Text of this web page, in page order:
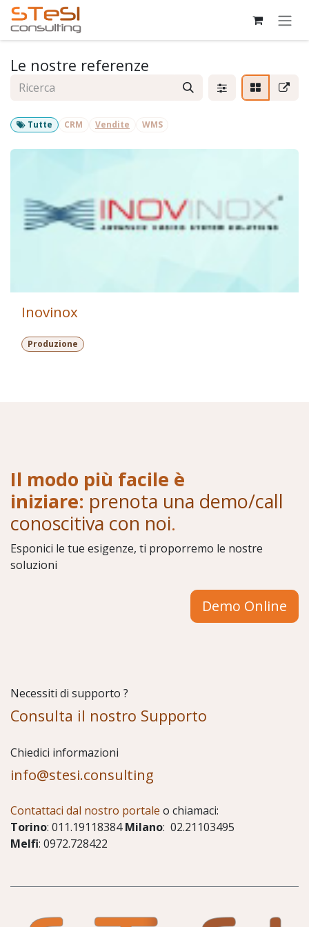
Passa al contenuto
Le nostre referenze
Tutte CRM Vendite WMS
Inovinox
Produzione
Il modo più facile è
iniziare: prenota una demo/call
conoscitiva con noi.
Esponici le tue esigenze, ti proporremo le nostre
soluzioni
Demo Online
Necessiti di supporto ?
Consulta il nostro Supporto
Chiedici informazioni
info@stesi.consulting
Contattaci dal nostro portale o chiamaci:
Torino: 011.19118384Milano: 02.21103495
Melfi: 0972.728422